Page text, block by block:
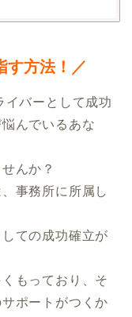
す方法！／
んでいるあな
んか？
事務所に所属し
ての成功確立が
もっており、そ
ポートがつくか